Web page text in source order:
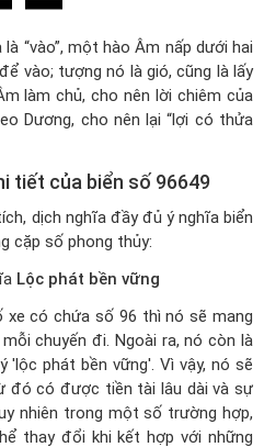
“vào”, một hào Âm nấp dưới hai
vào; tượng nó là gió, cũng là lấy
làm chủ, cho nên lời chiêm của
Dương, cho nên lại “lợi có thửa
tiết của biển số 96649
dịch nghĩa đầy đủ ý nghĩa biển
cặp số phong thủy:
Lộc phát bền vững
xe có chứa số 96 thì nó sẽ mang
chuyến đi. Ngoài ra, nó còn là
phát bền vững'. Vì vậy, nó sẽ
đó có được tiền tài lâu dài và sự
nhiên trong một số trường hợp,
thay đổi khi kết hợp với những